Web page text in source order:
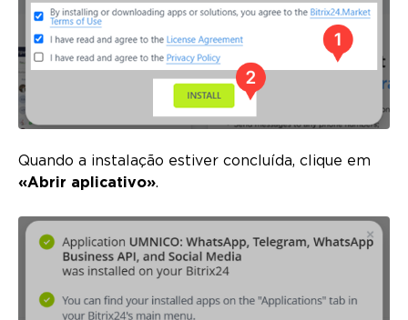
Quando a instalação estiver concluída, clique em
«Abrir aplicativo».